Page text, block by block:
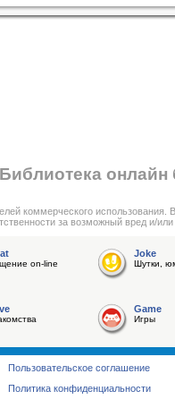
Библиотека онлайн
коммерческого
за возможный вред и/
on-line
Joke
Шутки,
Game
Игры
Пользовательское соглашение
Политика конфиденциальности